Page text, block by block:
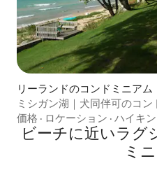
リーランドのコンドミニアム
ミシガン湖｜犬同伴可のコ
価格 · ロケーション · ハイキ
ビーチに近いラグ
ミ